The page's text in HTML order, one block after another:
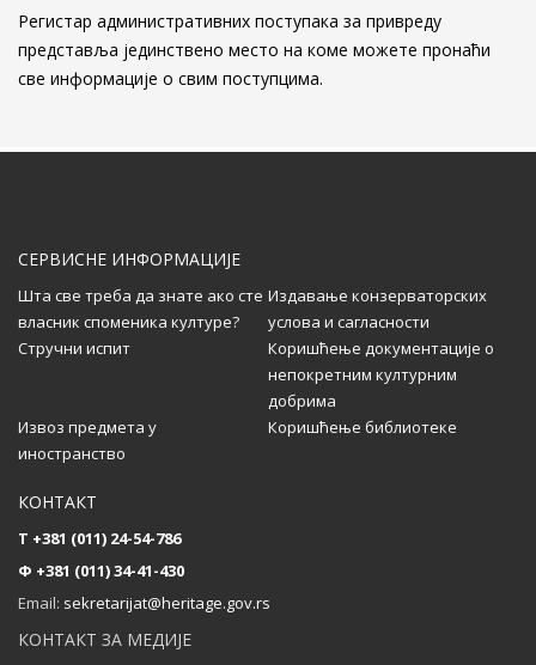
конзерваторско-рестаураторских радова на
...
Алтун-алем џамији у Новом Пазару
Позив дописницима за свеску 58 часописа
Саопштења
...
Састанак партнера на пројекту CultHeRit у
Регистар административних поступака за привреду
представља јединствено место на коме можете пронаћи
све информације о свим поступцима.
СЕРВИСНЕ ИНФОРМАЦИЈЕ
Шта све треба да знате ако сте
власник споменика културе?
Издавање конзерваторских
услова и сагласности
Стручни испит
Коришћење документације о
непокретним културним
добрима
Извоз предмета у
иностранство
Коришћење библиотеке
КОНТАКТ
T +381 (011) 24-54-786
Ф +381 (011) 34-41-430
Email: sekretarijat@heritage.gov.rs
КОНТАКТ ЗА МЕДИЈЕ